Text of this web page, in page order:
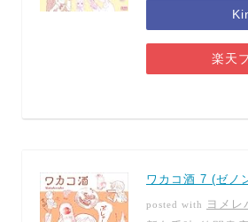
楽天
ワカコ酒 7 (ゼノ
posted with
ヨメレ